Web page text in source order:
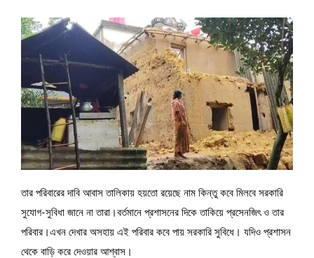
তার পরিবারের দাবি আবাস তালিকায় হয়তো রয়েছে নাম কিন্তু কবে মিলবে সরকারি
সুযোগ-সুবিধা জানে না তারা।বর্তমানে প্রশাসনের দিকে তাকিয়ে প্রসেনজিৎ ও তার
পরিবার।এখন দেখার অসহায় এই পরিবার কবে পায় সরকারি সুবিধে। যদিও প্রশাসন
থেকে বাড়ি করে দেওয়ার আশ্বাস।